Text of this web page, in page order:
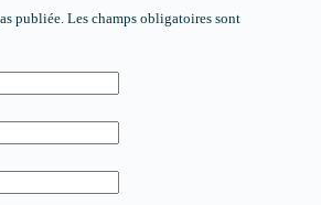
publiée. Les champs obligatoires sont